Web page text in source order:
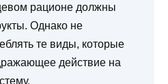
рационе должны
Однако не
те виды, которые
действие на